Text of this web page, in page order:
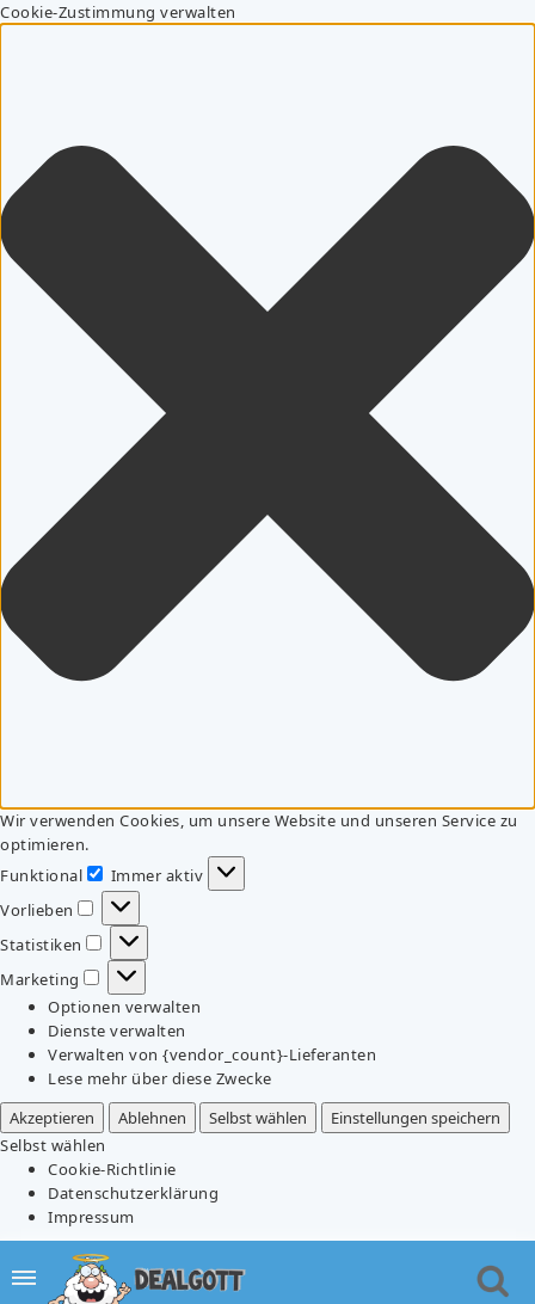
Cookie-Zustimmung verwalten
Wir verwenden Cookies, um unsere Website und unseren Service zu
optimieren.
Funktional
Funktional
Immer aktiv
Vorlieben
Vorlieben
Statistiken
Statistiken
Marketing
Marketing
Optionen verwalten
Dienste verwalten
Verwalten von {vendor_count}-Lieferanten
Lese mehr über diese Zwecke
Akzeptieren
Ablehnen Selbst wählen
Einstellungen speichern
Selbst wählen
Cookie-Richtlinie
Datenschutzerklärung
Impressum